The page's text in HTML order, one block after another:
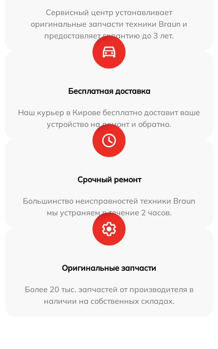
Сервисный центр устанавливает
оригинальные запчасти техники Braun и
предоставляет гарантию до 3 лет.
Бесплатная доставка
Наш курьер в Кирове бесплатно доставит ваше
устройство на ремонт и обратно.
Срочный ремонт
Большинство неисправностей техники Braun
мы устраняем в течение 2 часов.
Оригинальные запчасти
Более 20 тыс. запчастей от производителя в
наличии на собственных складах.